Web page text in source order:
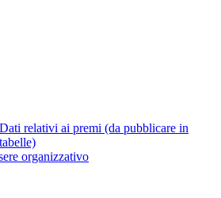
Dati relativi ai premi (da pubblicare in
tabelle)
organizzativo